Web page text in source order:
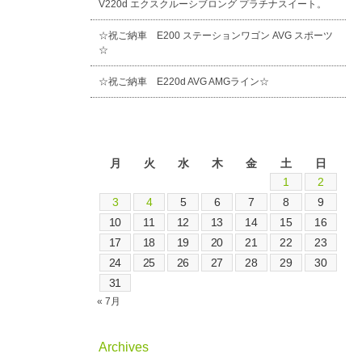
V220d エクスクルーシブロング プラチナスイート。
☆祝ご納車 E200 ステーションワゴン AVG スポーツ
☆
☆祝ご納車 E220d AVG AMGライン☆
月
火 水 木 金 土
日
1
2
3
4 5 6 7 8
9
10
11 12 13 14 15
16
17
18 19 20 21 22
23
24
25 26 27 28 29
30
31
« 7月
Archives